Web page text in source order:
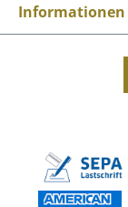
Informationen